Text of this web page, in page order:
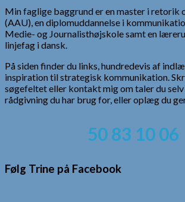
Min faglige baggrund er en master i retorik
(AAU), en diplomuddannelse i
Medie- og Journalisthøjskole samt en
linjefag i dansk.
På siden finder du links, hundredevis af
inspiration til strategisk kommunikation.
søgefeltet eller kontakt mig om taler du selv
rådgivning du har brug for, eller oplæg du
50 83 10 06
Følg Trine på Facebook